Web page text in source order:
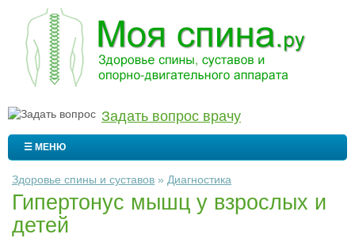
Задать вопрос врачу
☰ МЕНЮ
Здоровье спины и суставов » Диагностика
Гипертонус мышц у взрослых и
детей